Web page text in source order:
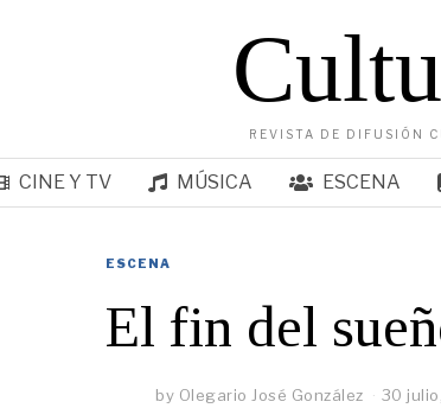
REVISTA DE DIFUSIÓN
CINE Y TV MÚSICA ESCENA
ESCENA
El fin del
by Olegario José González 30